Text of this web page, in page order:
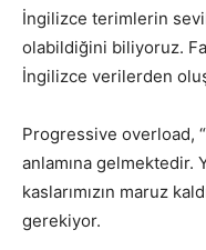
İngilizce terimlerin
olabildiğini biliyoruz.
İngilizce verilerden
Progressive overload,
anlamına gelmektedir.
kaslarımızın maruz
gerekiyor.